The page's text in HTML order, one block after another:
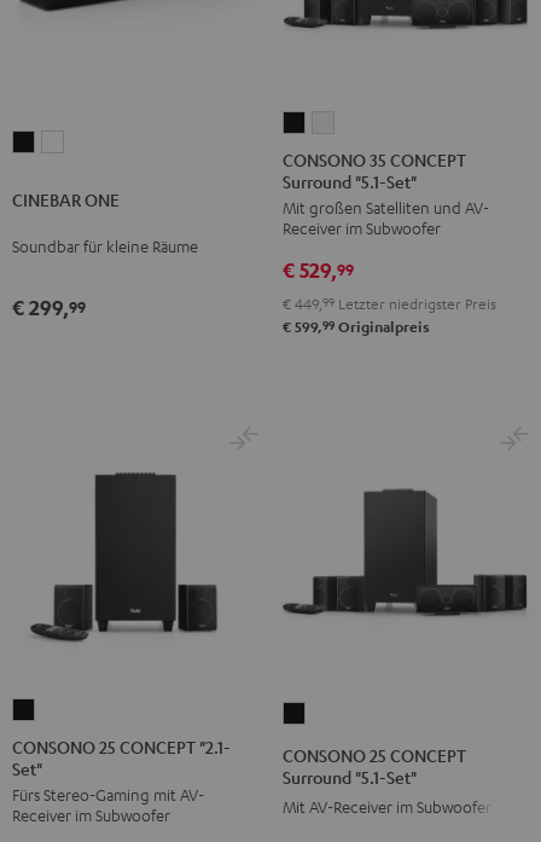
BlackWhite
CINEBAR ONE
Soundbar für kleine Räume
€ 299,99
35
CONCEPT
Surround
"5.1-
Set"
Schwarz
35
CONCEPT
Surround
"5.1-
Set"
Weiß
CONSONO 35 CONCEPT
Surround "5.1-Set"
Mit großen Satelliten und AV-
Receiver im Subwoofer
€ 529,99
€ 449, 99 Letzter niedrigster Preis
€ 599,99 Originalpreis
25
CONCEPT
"2.1-
Set"
CONSONO 25 CONCEPT "2.1-
Set"
Fürs Stereo-Gaming mit AV-
Receiver im Subwoofer
CONCEPT
Surround
CONSONO 25 CONCEPT
Surround "5.1-Set"
Mit AV-Receiver im Subwoofer